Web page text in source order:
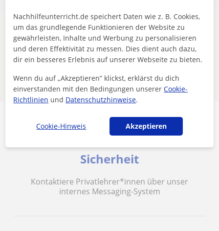
Es scheint, dass deine Suche sehr spezifisch ist.
Passe deine Suche an, um mehr Ergebnisse zu sehen,
oder speichere sie – wir benachrichtigen dich, sobald
Filter entfernen
Suche speichern
Sicherheit
Kontaktiere Privatlehrer*innen über unser
internes Messaging-System
Nachhilfeunterricht.de speichert Daten wie z. B. Cookies,
um das grundlegende Funktionieren der Website zu
gewährleisten, Inhalte und Werbung zu personalisieren
und deren Effektivität zu messen. Dies dient auch dazu,
dir ein besseres Erlebnis auf unserer Webseite zu bieten.
Wenn du auf „Akzeptieren” klickst, erklärst du dich
einverstanden mit den Bedingungen unsererCookie-
Richtlinien und Datenschutzhinweise.
Cookie-Hinweis Akzeptieren